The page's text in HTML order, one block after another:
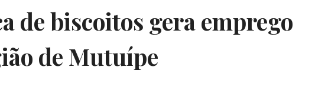
de biscoitos gera emprego
de Mutuípe